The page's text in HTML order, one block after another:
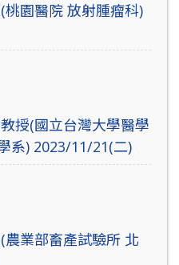
園醫院 放射腫瘤科)
授(國立台灣大學醫學
系) 2023/11/21(二)
業部畜產試驗所 北